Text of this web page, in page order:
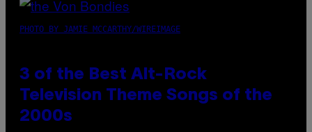
PHOTO BY JAMIE MCCARTHY/WIREIMAGE
3 of the Best Alt-Rock
Television Theme Songs of the
2000s